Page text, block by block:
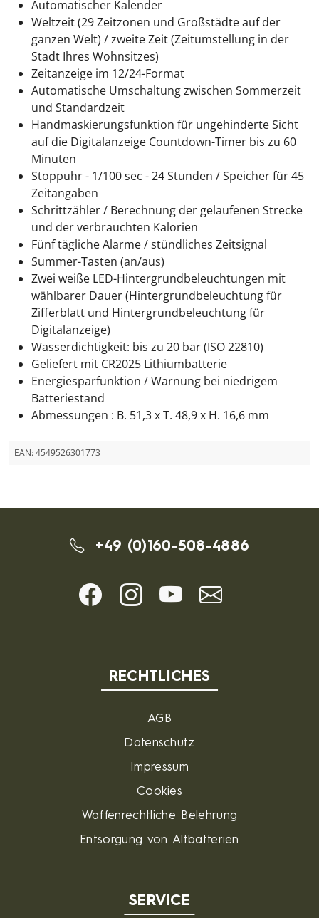
Automatischer Kalender
Weltzeit (29 Zeitzonen und Großstädte auf der
ganzen Welt) / zweite Zeit (Zeitumstellung in der
Stadt Ihres Wohnsitzes)
Zeitanzeige im 12/24-Format
Automatische Umschaltung zwischen Sommerzeit
und Standardzeit
Handmaskierungsfunktion für ungehinderte Sicht
auf die Digitalanzeige Countdown-Timer bis zu 60
Minuten
Stoppuhr - 1/100 sec - 24 Stunden / Speicher für 45
Zeitangaben
Schrittzähler / Berechnung der gelaufenen Strecke
und der verbrauchten Kalorien
Fünf tägliche Alarme / stündliches Zeitsignal
Summer-Tasten (an/aus)
Zwei weiße LED-Hintergrundbeleuchtungen mit
wählbarer Dauer (Hintergrundbeleuchtung für
Zifferblatt und Hintergrundbeleuchtung für
Digitalanzeige)
Wasserdichtigkeit: bis zu 20 bar (ISO 22810)
Geliefert mit CR2025 Lithiumbatterie
Energiesparfunktion / Warnung bei niedrigem
Batteriestand
Abmessungen : B. 51,3 x T. 48,9 x H. 16,6 mm
EAN:4549526301773
+49 (0)160-508-4886
RECHTLICHES
AGB
Datenschutz
Impressum
Cookies
Waffenrechtliche Belehrung
Entsorgung von Altbatterien
SERVICE